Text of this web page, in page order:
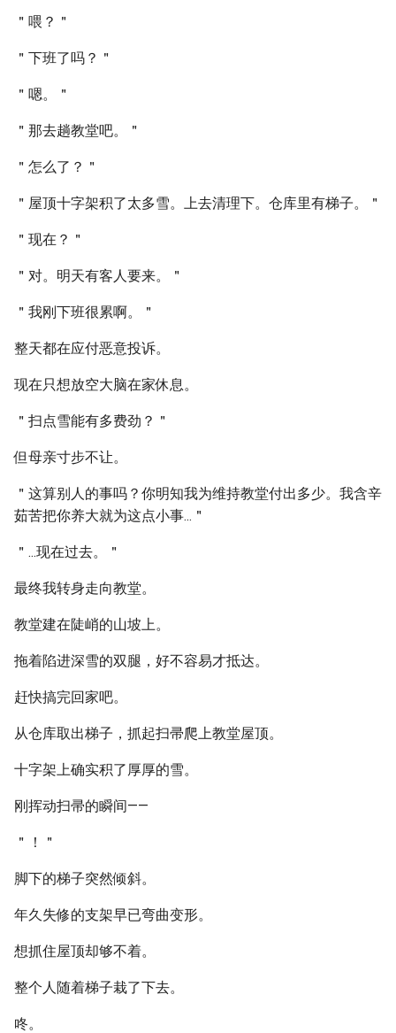
＂喂？＂
＂下班了吗？＂
＂嗯。＂
＂那去趟教堂吧。＂
＂怎么了？＂
＂屋顶十字架积了太多雪。上去清理下。仓库里有梯子。＂
＂现在？＂
＂对。明天有客人要来。＂
＂我刚下班很累啊。＂
整天都在应付恶意投诉。
现在只想放空大脑在家休息。
＂扫点雪能有多费劲？＂
但母亲寸步不让。
＂这算别人的事吗？你明知我为维持教堂付出多少。我含辛
茹苦把你养大就为这点小事...＂
＂...现在过去。＂
最终我转身走向教堂。
教堂建在陡峭的山坡上。
拖着陷进深雪的双腿，好不容易才抵达。
赶快搞完回家吧。
从仓库取出梯子，抓起扫帚爬上教堂屋顶。
十字架上确实积了厚厚的雪。
刚挥动扫帚的瞬间——
＂！＂
脚下的梯子突然倾斜。
年久失修的支架早已弯曲变形。
想抓住屋顶却够不着。
整个人随着梯子栽了下去。
咚。